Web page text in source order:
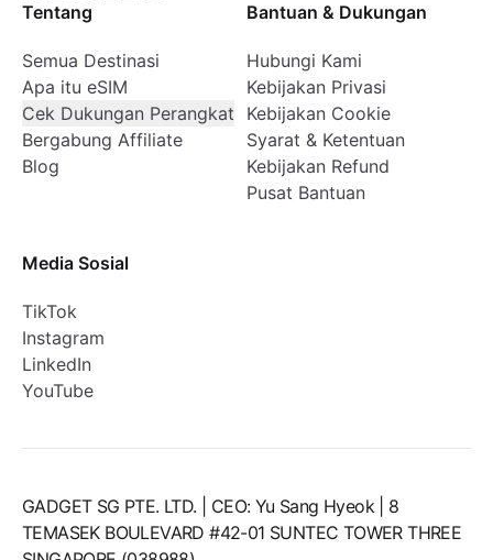
Tentang
Semua Destinasi
Apa itu eSIM
Cek Dukungan Perangkat
Bergabung Affiliate
Blog
Bantuan & Dukungan
Hubungi Kami
Kebijakan Privasi
Kebijakan Cookie
Syarat & Ketentuan
Kebijakan Refund
Pusat Bantuan
Media Sosial
TikTok
Instagram
LinkedIn
YouTube
GADGET SG PTE. LTD. | CEO: Yu Sang Hyeok | 8
TEMASEK BOULEVARD #42-01 SUNTEC TOWER THREE